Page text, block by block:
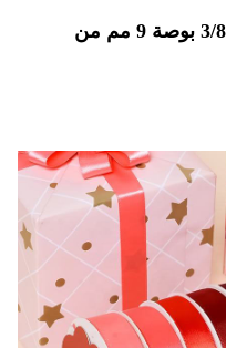
شريط بوليستر بوليستر 3/8 بوصة 9 مم من